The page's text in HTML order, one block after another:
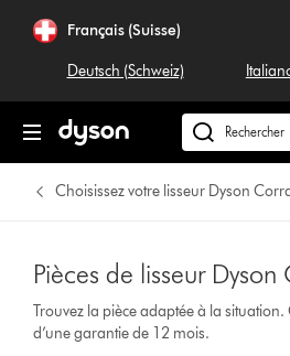
Français (Suisse)
Deutsch (Schweiz)
Rechercher
dyson.ch
Choisissez votre lisseur Dyson
Pièces de lisseur
Trouvez la pièce adaptée à la
d’une garantie de 12 mois.